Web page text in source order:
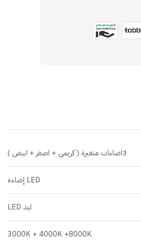
3اضاءات متغيرة ( كريمي + اصفر + ابيض )
LED إضاءة
ليد LED
3000K + 4000K +8000K